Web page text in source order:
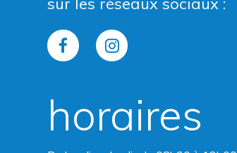
Lien
le
Lien
le
horaires